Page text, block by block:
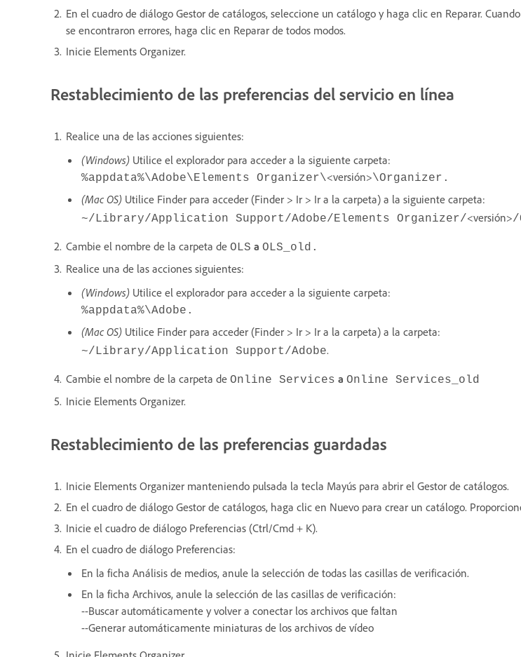
En el cuadro de diálogo Gestor de catálogos, seleccione un catálogo y haga clic en Reparar.
se encontraron errores, haga clic en Reparar de todos modos.
Inicie Elements Organizer.
Restablecimiento de las preferencias del servicio en línea
Realice una de las acciones siguientes:
(Windows) Utilice el explorador para acceder a la siguiente carpeta:
%appdata%\Adobe\Elements Organizer\<versión>\Organizer.
(Mac OS) Utilice Finder para acceder (Finder > Ir > Ir a la carpeta) a la siguiente carpeta:
~/Library/Application Support/Adobe/Elements Organizer/<versión>/
Cambie el nombre de la carpeta de OLS a OLS_old.
Realice una de las acciones siguientes:
(Windows) Utilice el explorador para acceder a la siguiente carpeta:
%appdata%\Adobe .
(Mac OS) Utilice Finder para acceder (Finder > Ir > Ir a la carpeta) a la carpeta:
~/Library/Application Support/Adobe.
Cambie el nombre de la carpeta de Online Services a Online Services_old
Inicie Elements Organizer.
Restablecimiento de las preferencias guardadas
Inicie Elements Organizer manteniendo pulsada la tecla Mayús para abrir el Gestor de catálogos.
En el cuadro de diálogo Gestor de catálogos, haga clic en Nuevo para crear un catálogo.
Inicie el cuadro de diálogo Preferencias (Ctrl/Cmd + K).
En el cuadro de diálogo Preferencias:
En la ficha Análisis de medios, anule la selección de todas las casillas de verificación.
En la ficha Archivos, anule la selección de las casillas de verificación:
--Buscar automáticamente y volver a conectar los archivos que faltan
--Generar automáticamente miniaturas de los archivos de vídeo